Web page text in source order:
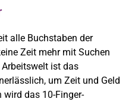
alle Buchstaben der
Zeit mehr mit Suchen
ist das
um Zeit und Geld
wird das 10-Finger-